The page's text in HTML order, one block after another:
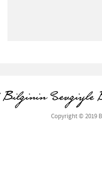
Copyright © 2019